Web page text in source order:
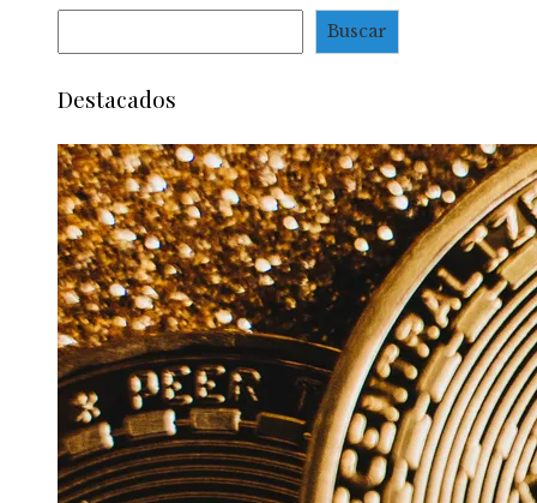
Buscar
Destacados